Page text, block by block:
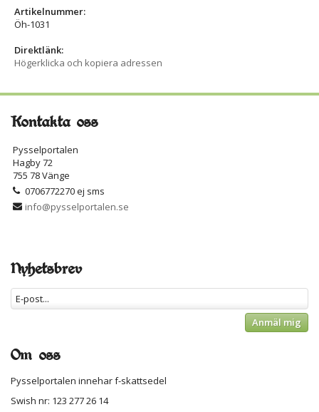
Artikelnummer:
Öh-1031
Direktlänk:
Högerklicka och kopiera adressen
Kontakta oss
Pysselportalen
Hagby 72
755 78 Vänge
0706772270 ej sms
info@pysselportalen.se
Nyhetsbrev
Anmäl mig
Om oss
Pysselportalen innehar f-skattsedel
Swish nr: 123 277 26 14